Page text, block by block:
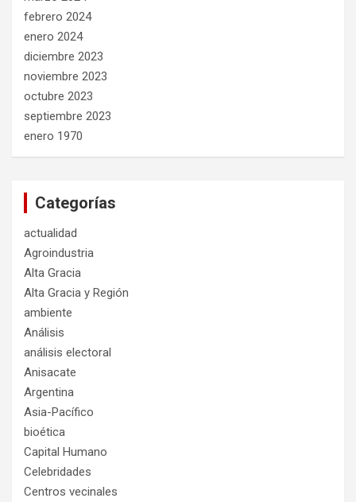
febrero 2024
enero 2024
diciembre 2023
noviembre 2023
octubre 2023
septiembre 2023
enero 1970
Categorías
actualidad
Agroindustria
Alta Gracia
Alta Gracia y Región
ambiente
Análisis
análisis electoral
Anisacate
Argentina
Asia-Pacífico
bioética
Capital Humano
Celebridades
Centros vecinales